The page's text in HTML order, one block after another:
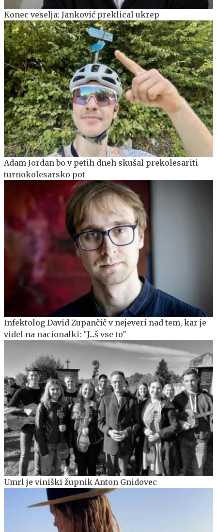
Konec veselja: Janković preklical ukrep
Adam Jordan bo v petih dneh skušal prekolesariti
turnokolesarsko pot
Infektolog David Zupančič v nejeveri nad tem, kar je
videl na nacionalki: "J...š vse to"
Umrl je viniški župnik Anton Gnidovec